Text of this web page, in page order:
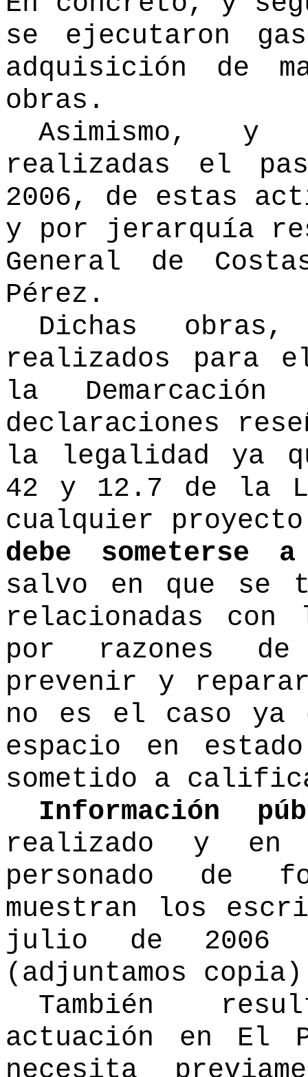
se ejecutaron
adquisición de
obras.
Asimismo, y
realizadas el
2006, de estas
y por jerarquía
General de
Pérez.
Dichas
realizados para
la
declaraciones
la legalidad ya
42 y 12.7 de la
cualquier
debe someterse
salvo en que se
relacionadas
por razones
prevenir y
no es el caso ya
espacio en
sometido a
Información
realizado y en
personado de
muestran los
julio de 2006
(adjuntamos
También
actuación en El
necesita